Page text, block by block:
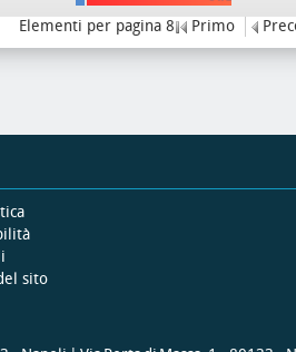
Elementi per pagina 8 Primo
sito